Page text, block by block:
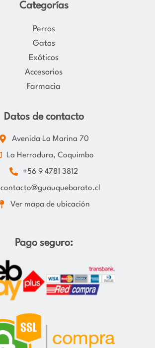
Categorías
Perros
Gatos
Exóticos
Accesorios
Farmacia
Datos de contacto
Avenida La Marina 70
La Herradura, Coquimbo
+56 9 4781 3812
contacto@guauquebarato.cl
Ver mapa de ubicación
Pago seguro: